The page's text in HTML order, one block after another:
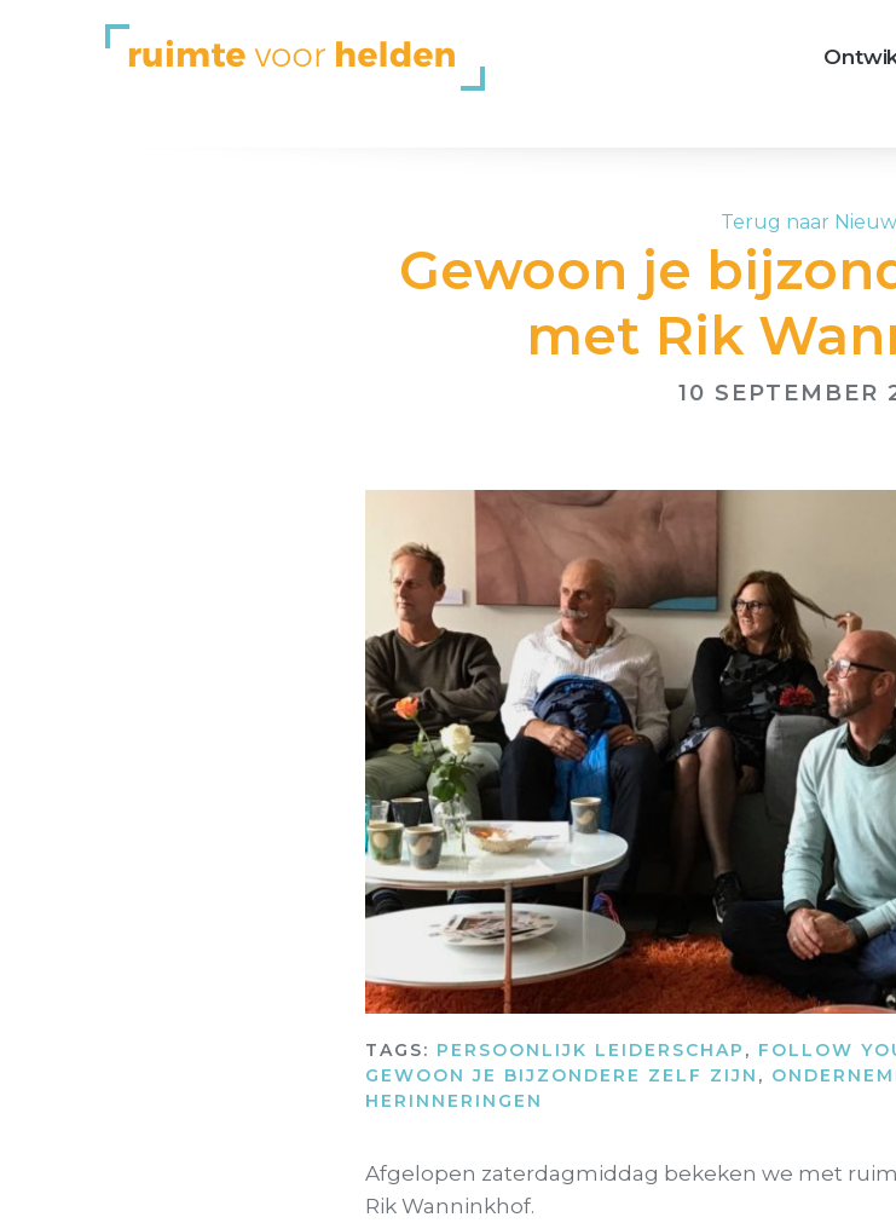
Terug naar
Gewoon je
met Rik
10 SEPTEMBER
TAGS: PERSOONLIJK LEIDERSCHAP , FOLLOW
GEWOON JE BIJZONDERE ZELF ZIJN ,
HERINNERINGEN
Afgelopen zaterdagmiddag bekeken we met
Rik Wanninkhof.